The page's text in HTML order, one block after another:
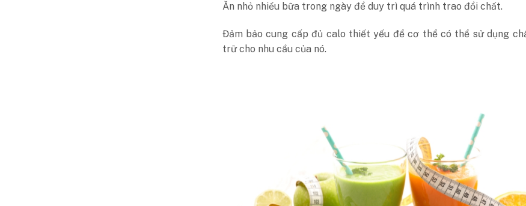
Ăn nhỏ nhiều bữa trong ngày để duy trì quá trình trao đổi chất.
Đảm bảo cung cấp đủ calo thiết yếu để cơ thể có thể sử dụng
trữ cho nhu cầu của nó.